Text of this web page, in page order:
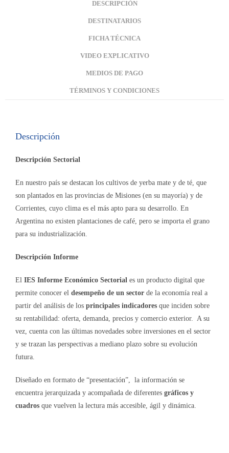
DESCRIPCIÓN
DESTINATARIOS
FICHA TÉCNICA
VIDEO EXPLICATIVO
MEDIOS DE PAGO
TÉRMINOS Y CONDICIONES
Descripción
Descripción Sectorial
En nuestro país se destacan los cultivos de yerba mate y de té, que
son plantados en las provincias de Misiones (en su mayoría) y de
Corrientes, cuyo clima es el más apto para su desarrollo. En
Argentina no existen plantaciones de café, pero se importa el grano
para su industrialización.
Descripción Informe
El IES Informe Económico Sectorial es un producto digital que
permite conocer el desempeño de un sector de la economía real a
partir del análisis de los principales indicadores que inciden sobre
su rentabilidad: oferta, demanda, precios y comercio exterior. A su
vez, cuenta con las últimas novedades sobre inversiones en el sector
y se trazan las perspectivas a mediano plazo sobre su evolución
futura.
Diseñado en formato de “presentación”, la información se
encuentra jerarquizada y acompañada de diferentes gráficos y
cuadros que vuelven la lectura más accesible, ágil y dinámica.